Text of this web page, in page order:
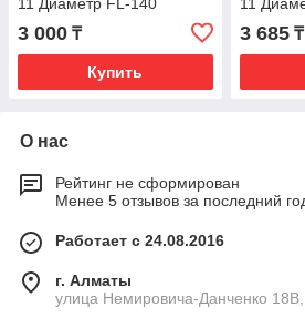
11 Диаметр FL-140
3 000 ₸
Купить
11
3 685₸
О нас
Рейтинг не сформирован
Менее 5 отзывов за последний
Работает с 24.08.2016
г. Алматы
улица Немировича-Данченко